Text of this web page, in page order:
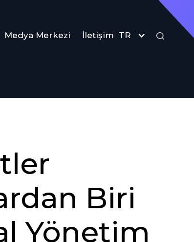
Medya Merkezi İletişim TR
Biri
Yönetim